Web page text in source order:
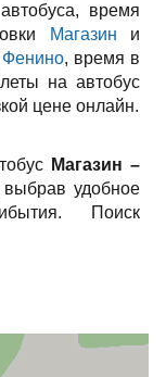
время
Магазин и
Фенино, время в
на автобус
цене онлайн.
Магазин –
выбрав удобное
Поиск